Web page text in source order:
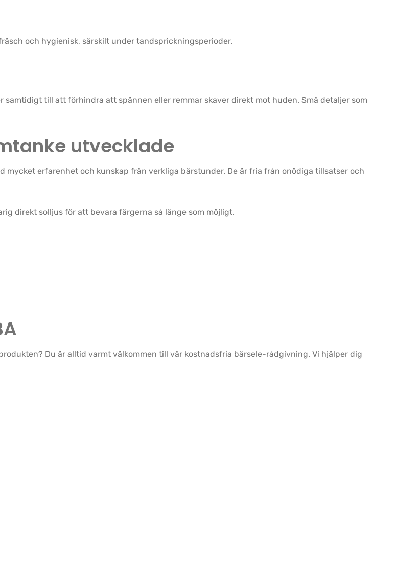
och hygienisk, särskilt under tandsprickningsperioder.
till att förhindra att spännen eller remmar skaver direkt mot huden. Små detaljer som
utvecklade
mycket erfarenhet och kunskap från verkliga bärstunder. De är fria från onödiga tillsatser och
direkt solljus för att bevara färgerna så länge som möjligt.
Du är alltid varmt välkommen till vår kostnadsfria bärsele-rådgivning. Vi hjälper dig